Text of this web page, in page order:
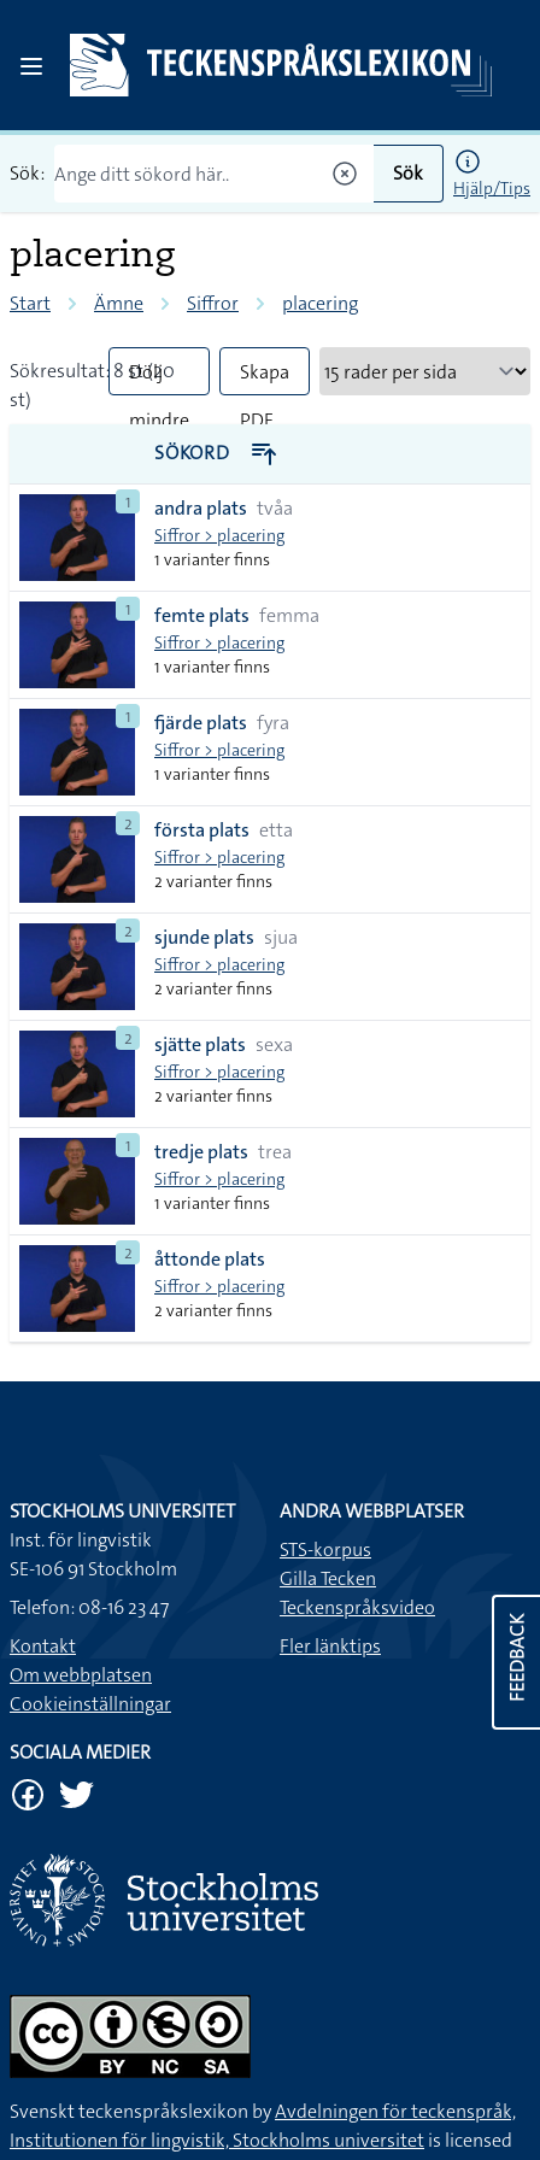
Sök: Sök
Hjälp/Tips
placering
Start Ämne Siffror placering
Sökresultat: 8 st (20
st)
Dölj
mindre
tecken
Skapa
PDF
SÖKORD
1 andra plats tvåa
Siffror > placering
1 varianter finns
1 femte plats femma
Siffror > placering
1 varianter finns
1 fjärde plats fyra
Siffror > placering
1 varianter finns
2 första plats etta
Siffror > placering
2 varianter finns
2 sjunde plats sjua
Siffror > placering
2 varianter finns
2 sjätte plats sexa
Siffror > placering
2 varianter finns
1 tredje plats trea
Siffror > placering
1 varianter finns
2 åttonde plats
Siffror > placering
2 varianter finns
FEEDBACK
STOCKHOLMS UNIVERSITET
Inst. för lingvistik
SE-106 91 Stockholm
Telefon: 08-16 23 47
Kontakt
Om webbplatsen
Cookieinställningar
ANDRA WEBBPLATSER
STS-korpus
Gilla Tecken
Teckenspråksvideo
Fler länktips
SOCIALA MEDIER
Svenskt teckenspråkslexikon byAvdelningen för teckenspråk,
Institutionen för lingvistik, Stockholms universitetis licensed